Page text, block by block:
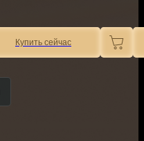
Купить сейчас